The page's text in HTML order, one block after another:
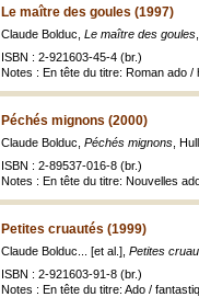
Le maître des goules (1997)
Claude Bolduc, Le maître des goules
ISBN : 2-921603-45-4 (br.)
Notes : En tête du titre: Roman ado /
Péchés mignons (2000)
Claude Bolduc, Péchés mignons ,
ISBN : 2-89537-016-8 (br.)
Notes : En tête du titre: Nouvelles
Petites cruautés (1999)
Claude Bolduc... [et al.], Petites
ISBN : 2-921603-91-8 (br.)
Notes : En tête du titre: Ado /